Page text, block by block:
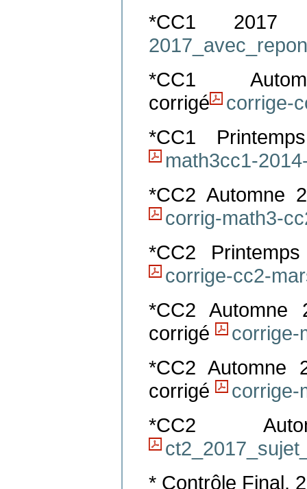
*CC1
*CC1
corrigé
corrige-
*CC1
math3cc1-
*CC2 Automne
corrig-math3-
*CC2
corrige-cc2-
*CC2
corrigé
corrige-
*CC2 Automne
corrigé
corrige-
*CC2
* Contrôle Final,